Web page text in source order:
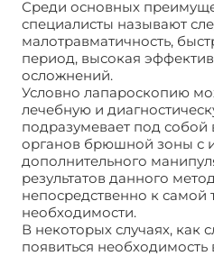
Среди основных
специалисты называют
малотравматичность,
период, высокая
осложнений.
Условно лапароскопию
лечебную и
подразумевает под собой
органов брюшной зоны с
дополнительного
результатов данного
непосредственно к самой
необходимости.
В некоторых случаях, как
появиться